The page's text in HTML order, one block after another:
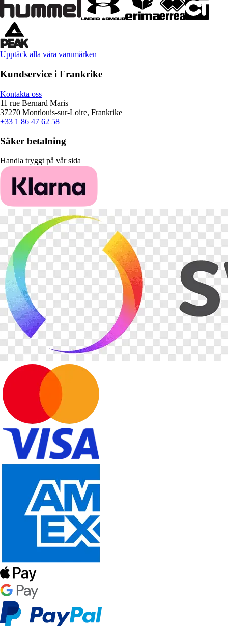
Upptäck alla våra varumärken
Kundservice i Frankrike
Kontakta oss
11 rue Bernard Maris
37270 Montlouis-sur-Loire, Frankrike
+33 1 86 47 62 58
Säker betalning
Handla tryggt på vår sida